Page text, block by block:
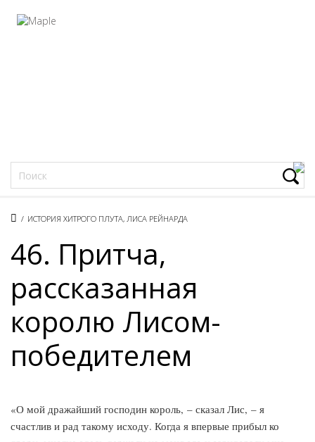
/ ИСТОРИЯ ХИТРОГО ПЛУТА, ЛИСА РЕЙНАРДА
46. Притча,
рассказанная
королю Лисом-
победителем
«О мой дражайший господин король, – сказал Лис, – я
счастлив и рад такому исходу. Когда я впервые прибыл ко